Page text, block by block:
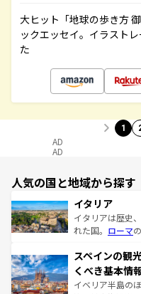
大ヒット「地球の歩き方
ックエッセイ。イラスト
た
1
AD
AD
人気の国と地域から探す
イタリア
イタリアは歴史
れた国。 ローマ
ろん、トスカー
景など、自然景
ピザやパスタな
スペインの観
くべき基本情
イベリア半島の